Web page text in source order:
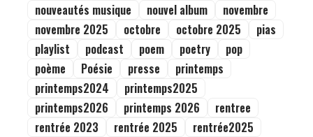
nouveautés musique
nouvel album
novembre
novembre 2025
octobre octobre 2025
pias
playlist
podcast poem poetry
pop
poème
Poésie presse
printemps
printemps2024
printemps2025
printemps2026
printemps 2026
rentree
rentrée 2023
rentrée 2025
rentrée2025